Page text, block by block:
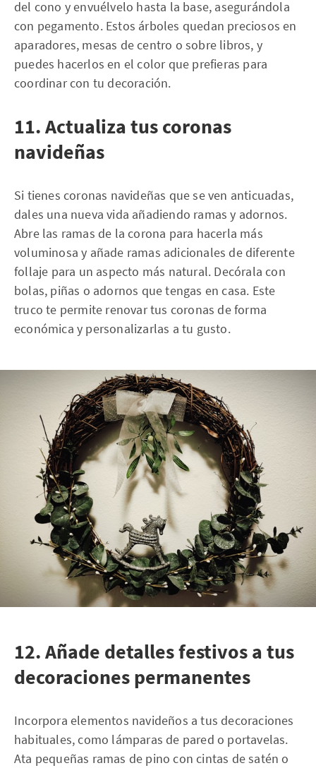
del cono y envuélvelo hasta la base, asegurándola
con pegamento. Estos árboles quedan preciosos en
aparadores, mesas de centro o sobre libros, y
puedes hacerlos en el color que prefieras para
coordinar con tu decoración.
11. Actualiza tus coronas
navideñas
Si tienes coronas navideñas que se ven anticuadas,
dales una nueva vida añadiendo ramas y adornos.
Abre las ramas de la corona para hacerla más
voluminosa y añade ramas adicionales de diferente
follaje para un aspecto más natural. Decórala con
bolas, piñas o adornos que tengas en casa. Este
truco te permite renovar tus coronas de forma
económica y personalizarlas a tu gusto.
12. Añade detalles festivos a tus
decoraciones permanentes
Incorpora elementos navideños a tus decoraciones
habituales, como lámparas de pared o portavelas.
Ata pequeñas ramas de pino con cintas de satén o